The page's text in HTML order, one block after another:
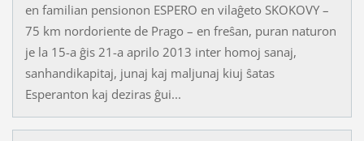
en familian pensionon ESPERO en vilaĝeto SKOKOVY –
75 km nordoriente de Prago – en freŝan, puran naturon
je la 15-a ĝis 21-a aprilo 2013 inter homoj sanaj,
sanhandikapitaj, junaj kaj maljunaj kiuj ŝatas
Esperanton kaj deziras ĝui...